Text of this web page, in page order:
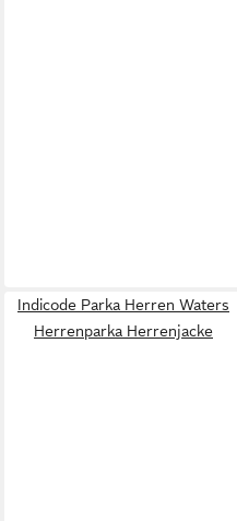
Indicode Parka Herren Waters
Herrenparka Herrenjacke